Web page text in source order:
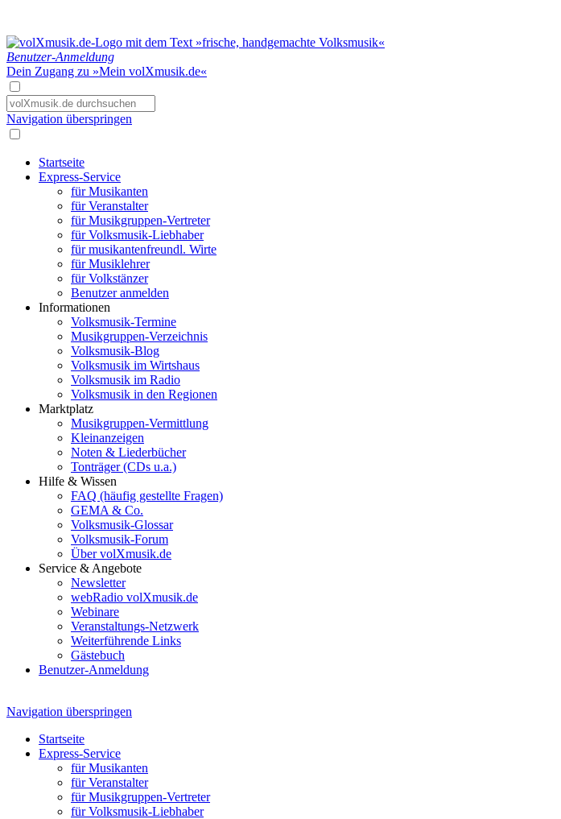
Benutzer-Anmeldung
Dein Zugang zu »Mein volXmusik.de«
Navigation überspringen
Startseite
Express-Service
für Musikanten
für Veranstalter
für Musikgruppen-Vertreter
für Volksmusik-Liebhaber
für musikantenfreundl. Wirte
für Musiklehrer
für Volkstänzer
Benutzer anmelden
Informationen
Volksmusik-Termine
Musikgruppen-Verzeichnis
Volksmusik-Blog
Volksmusik im Wirtshaus
Volksmusik im Radio
Volksmusik in den Regionen
Marktplatz
Musikgruppen-Vermittlung
Kleinanzeigen
Noten & Liederbücher
Tonträger (CDs u.a.)
Hilfe & Wissen
FAQ (häufig gestellte Fragen)
GEMA & Co.
Volksmusik-Glossar
Volksmusik-Forum
Über volXmusik.de
Service & Angebote
Newsletter
webRadio volXmusik.de
Webinare
Veranstaltungs-Netzwerk
Weiterführende Links
Gästebuch
Benutzer-Anmeldung
Navigation überspringen
Startseite
Express-Service
für Musikanten
für Veranstalter
für Musikgruppen-Vertreter
für Volksmusik-Liebhaber